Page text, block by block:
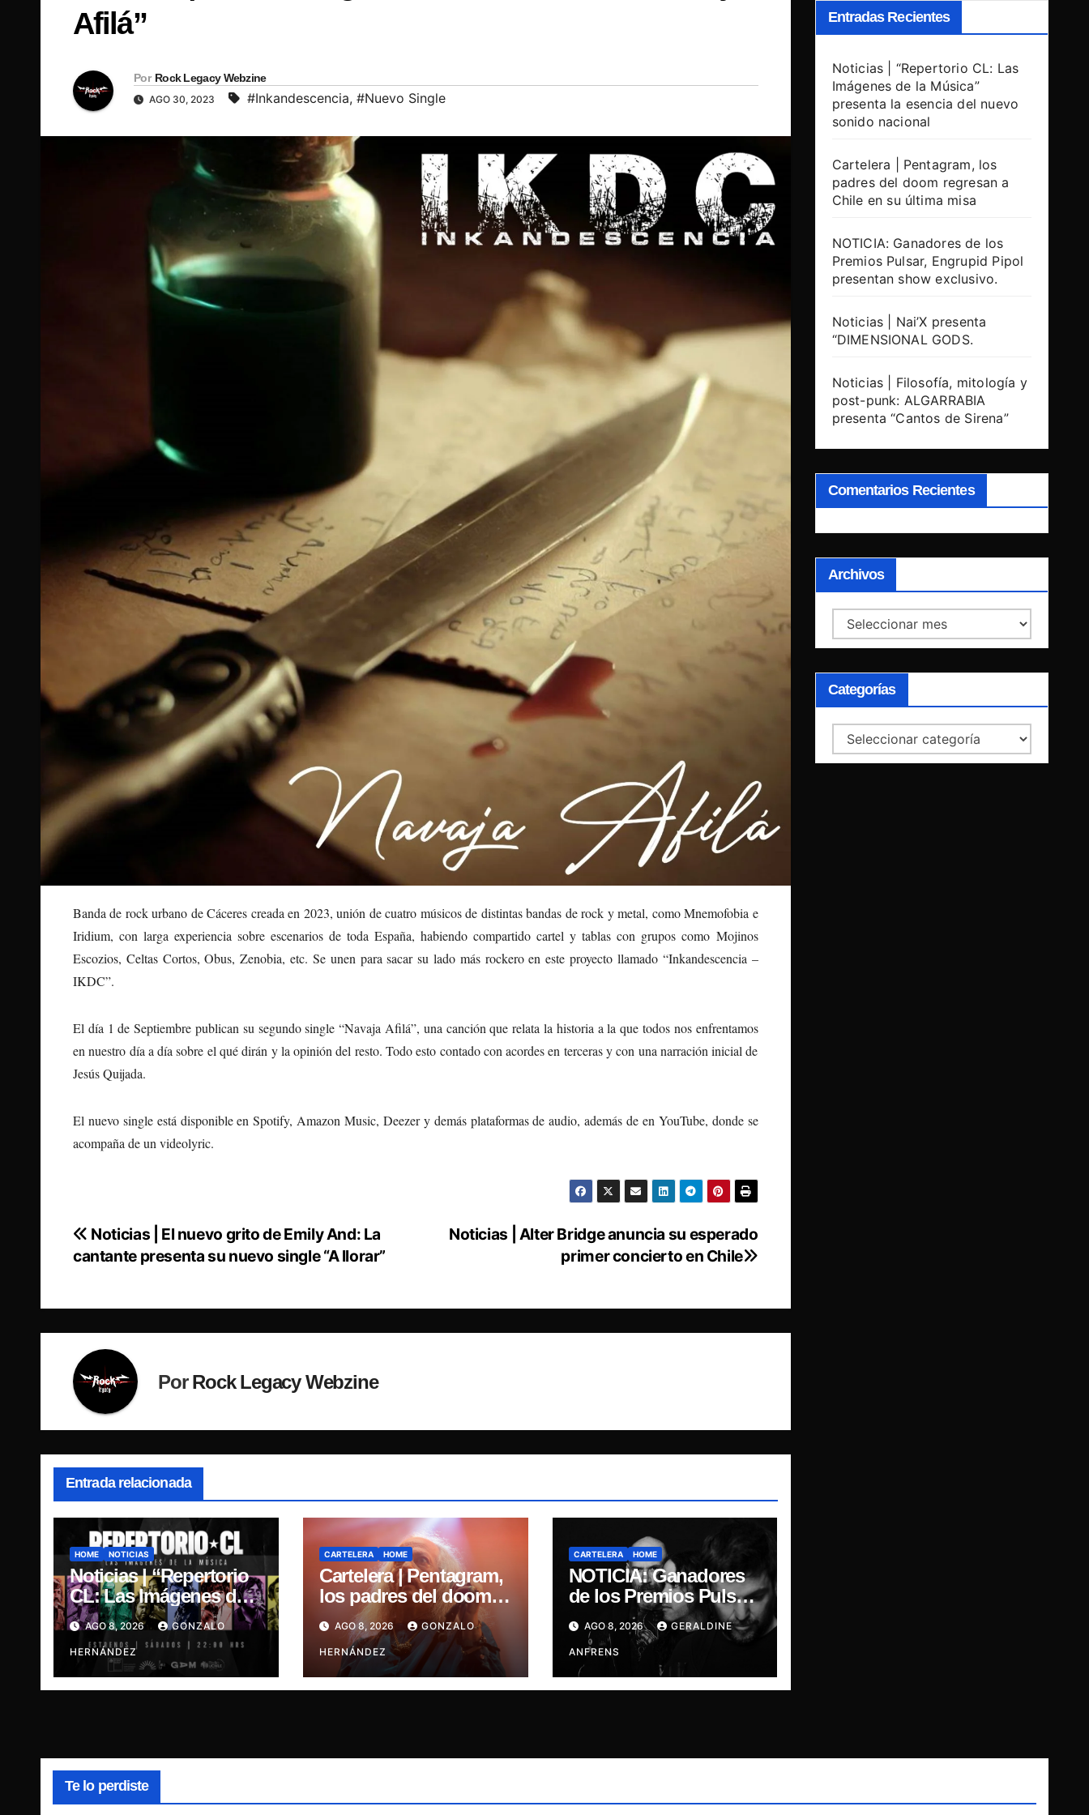
Afilá”
Por Rock Legacy Webzine
AGO 30, 2023 #Inkandescencia, #Nuevo Single
Banda de rock urbano de Cáceres creada en 2023, unión de cuatro músicos de distintas bandas de rock y metal, como Mnemofobia e
Iridium, con larga experiencia sobre escenarios de toda España, habiendo compartido cartel y tablas con grupos como Mojinos
Escozios, Celtas Cortos, Obus, Zenobia, etc. Se unen para sacar su lado más rockero en este proyecto llamado “Inkandescencia –
IKDC”.
El día 1 de Septiembre publican su segundo single “Navaja Afilá”, una canción que relata la historia a la que todos nos enfrentamos
en nuestro día a día sobre el qué dirán y la opinión del resto. Todo esto contado con acordes en terceras y con una narración inicial de
Jesús Quijada.
El nuevo single está disponible en Spotify, Amazon Music, Deezer y demás plataformas de audio, además de en YouTube, donde se
acompaña de un videolyric.
Navegación
entradas
Noticias | Alter Bridge anuncia su esperado
primer concierto en Chile
Noticias | El nuevo grito de Emily And: La
cantante presenta su nuevo single “A llorar”
PorRock Legacy Webzine
Entrada relacionada
HOME NOTICIAS
Noticias | “Repertorio
CL: Las Imágenes de
la Música” presenta la
esencia del nuevo
sonido nacional
AGO 8, 2026 GONZALO
HERNÁNDEZ
CARTELERA HOME
Cartelera | Pentagram,
los padres del doom
regresan a Chile en su
última misa
AGO 8, 2026 GONZALO
HERNÁNDEZ
CARTELERA HOME
NOTICIA: Ganadores
de los Premios Pulsar,
Engrupid Pipol
presentan show
exclusivo.
AGO 8, 2026 GERALDINE
ANFRENS
Entradas Recientes
Noticias | “Repertorio CL: Las
Imágenes de la Música”
presenta la esencia del nuevo
sonido nacional
Cartelera | Pentagram, los
padres del doom regresan a
Chile en su última misa
NOTICIA: Ganadores de los
Premios Pulsar, Engrupid Pipol
presentan show exclusivo.
Noticias | Nai’X presenta
“DIMENSIONAL GODS.
Noticias | Filosofía, mitología y
post-punk: ALGARRABIA
presenta “Cantos de Sirena”
Comentarios Recientes
Archivos
Archivos
Categorías
Categorías
Te lo perdiste